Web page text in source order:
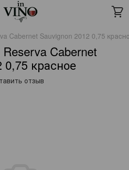
Cabernet Sauvignon 2012 0,75
Cabernet
0,75 красное
отзыв